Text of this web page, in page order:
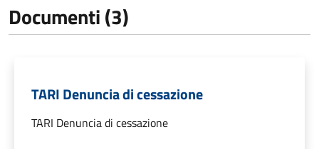
Documenti (3)
TARI Denuncia di cessazione
TARI Denuncia di cessazione